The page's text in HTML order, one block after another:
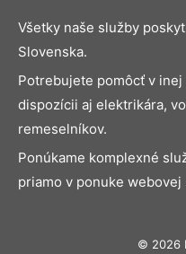
Všetky naše služby
Slovenska.
Potrebujete pomôcť v
dispozícii aj elektrikára,
remeselníkov.
Ponúkame komplexné
priamo v ponuke webovej
© 2026